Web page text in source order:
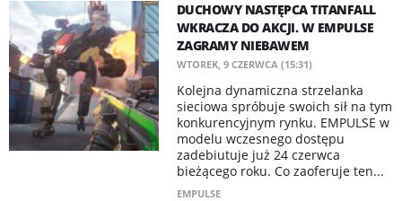
DUCHOWY NASTĘPCA TITANFALL
WKRACZA DO AKCJI. W EMPULSE
ZAGRAMY NIEBAWEM
WTOREK, 9 CZERWCA (15:31)
Kolejna dynamiczna strzelanka
sieciowa spróbuje swoich sił na tym
konkurencyjnym rynku. EMPULSE w
modelu wczesnego dostępu
zadebiutuje już 24 czerwca
bieżącego roku. Co zaoferuje ten...
EMPULSE